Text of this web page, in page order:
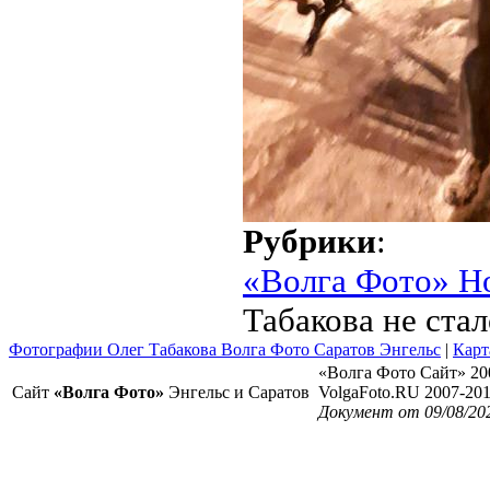
Рубрики:
«Волга Фото»
Табакова не
Фотографии Олег Табакова Волга Фото Саратов Энгельс |
Сайт «Волга Фото» Энгельс и Саратов
«Волга Фото Сайт»
VolgaFoto.RU 2007-
Документ от 09/08/